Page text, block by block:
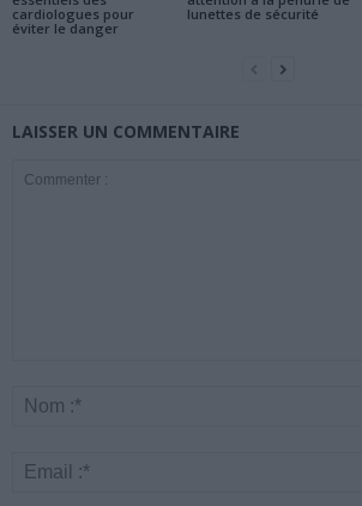
cardiologues pour
éviter le danger
lunettes de sécurité
LAISSER UN COMMENTAIRE